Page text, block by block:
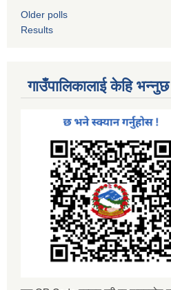
Older polls
Results
गाउँपालिकालाई केहि